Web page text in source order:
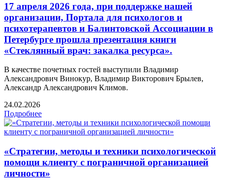
17 апреля 2026 года, при поддержке нашей
организации, Портала для психологов и
психотерапевтов и Балинтовской Ассоциации в
Петербурге прошла презентация книги
«Стеклянный врач: закалка ресурса».
В качестве почетных гостей выступили Владимир
Александрович Винокур, Владимир Викторович Брылев,
Александр Александрович Климов.
24.02.2026
Подробнее
«Стратегии, методы и техники психологической
помощи клиенту с пограничной организацией
личности»